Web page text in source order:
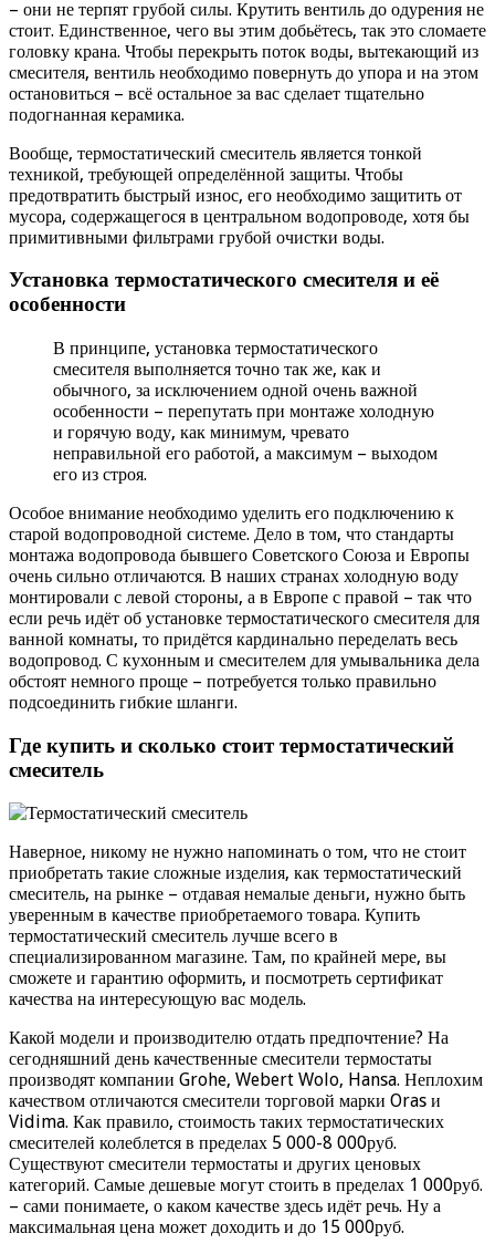
– они не терпят грубой силы. Крутить вентиль до одурения не
стоит. Единственное, чего вы этим добьётесь, так это сломаете
головку крана. Чтобы перекрыть поток воды, вытекающий из
смесителя, вентиль необходимо повернуть до упора и на этом
остановиться – всё остальное за вас сделает тщательно
подогнанная керамика.
Вообще, термостатический смеситель является тонкой
техникой, требующей определённой защиты. Чтобы
предотвратить быстрый износ, его необходимо защитить от
мусора, содержащегося в центральном водопроводе, хотя бы
примитивными фильтрами грубой очистки воды.
Установка термостатического смесителя и её
особенности
В принципе, установка термостатического
смесителя выполняется точно так же, как и
обычного, за исключением одной очень важной
особенности – перепутать при монтаже холодную
и горячую воду, как минимум, чревато
неправильной его работой, а максимум – выходом
его из строя.
Особое внимание необходимо уделить его подключению к
старой водопроводной системе. Дело в том, что стандарты
монтажа водопровода бывшего Советского Союза и Европы
очень сильно отличаются. В наших странах холодную воду
монтировали с левой стороны, а в Европе с правой – так что
если речь идёт об установке термостатического смесителя для
ванной комнаты, то придётся кардинально переделать весь
водопровод. С кухонным и смесителем для умывальника дела
обстоят немного проще – потребуется только правильно
подсоединить гибкие шланги.
Где купить и сколько стоит термостатический
смеситель
Наверное, никому не нужно напоминать о том, что не стоит
приобретать такие сложные изделия, как термостатический
смеситель, на рынке – отдавая немалые деньги, нужно быть
уверенным в качестве приобретаемого товара. Купить
термостатический смеситель лучше всего в
специализированном магазине. Там, по крайней мере, вы
сможете и гарантию оформить, и посмотреть сертификат
качества на интересующую вас модель.
Какой модели и производителю отдать предпочтение? На
сегодняшний день качественные смесители термостаты
производят компании Grohe, Webert Wolo, Hansa. Неплохим
качеством отличаются смесители торговой марки Oras и
Vidima. Как правило, стоимость таких термостатических
смесителей колеблется в пределах 5 000-8 000руб.
Существуют смесители термостаты и других ценовых
категорий. Самые дешевые могут стоить в пределах 1 000руб.
– сами понимаете, о каком качестве здесь идёт речь. Ну а
максимальная цена может доходить и до 15 000руб.